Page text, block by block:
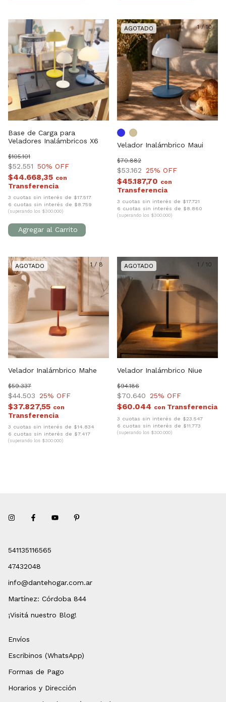
Base de Carga para
Veladores Inalámbricos X6
$52.551
$105.101
50% OFF
$44.668,35 con
3 cuotas sin interés de $17.517
6 cuotas sin interés de $8.759
(superando los $300.000)
1/10
Velador Inalámbrico Maui
$53.162
$70.882
25% OFF
$45.187,70 con
3 cuotas sin interés de $17.721
6 cuotas sin interés de $8.860
(superando los $300.000)
1/ 8
Velador Inalámbrico Mahe
$44.503
$59.337
25% OFF
$37.827,55 con
3 cuotas sin interés de $14.834
6 cuotas sin interés de $7.417
(superando los $300.000)
1 / 10
Velador Inalámbrico Niue
$70.640
$94.186
25% OFF
$60.044 con
3 cuotas sin interés de $23.547
6 cuotas sin interés de $11.773
(superando los $300.000)
541135116565
47432048
info@dantehogar.com.ar
Martínez: Córdoba 844
¡Visitá nuestro Blog!
Envíos
Escribinos (WhatsApp)
Formas de Pago
Horarios y Dirección